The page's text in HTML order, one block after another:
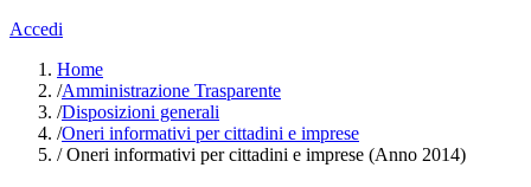
Accedi
Home
/Amministrazione Trasparente
/Disposizioni generali
/Oneri informativi per cittadini e imprese
/Oneri informativi per cittadini e imprese (Anno 2014)